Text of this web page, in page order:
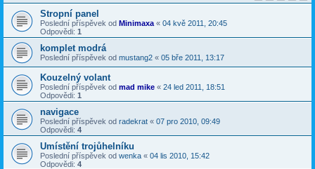
Stropní panel
Poslední příspěvek od Minimaxa « 04 kvě 2011, 20:45
Odpovědi: 1
komplet modrá
Poslední příspěvek od mustang2 « 05 bře 2011, 13:17
Kouzelný volant
Poslední příspěvek od mad mike « 24 led 2011, 18:51
Odpovědi: 1
navigace
Poslední příspěvek od radekrat « 07 pro 2010, 09:49
Odpovědi: 4
Umístění trojůhelníku
Poslední příspěvek od wenka « 04 lis 2010, 15:42
Odpovědi: 4